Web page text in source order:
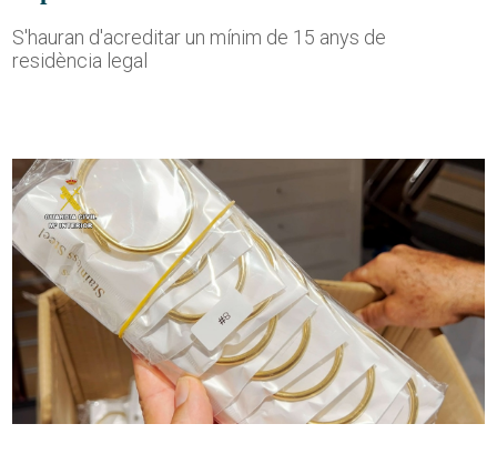
S'hauran d'acreditar un mínim de 15 anys de
residència legal